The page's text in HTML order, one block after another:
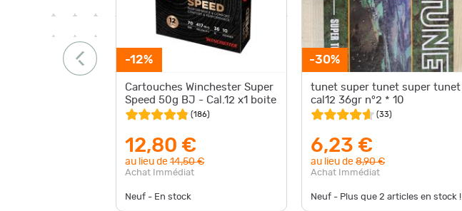
-12%
Cartouches Winchester Super
Speed 50g BJ - Cal.12 x1 boite
(186)
12,80 €
au lieu de 14,50 €
Achat Immédiat
Neuf - En stock
-30%
tunet super tunet super tunet
cal12 36gr n°2 * 10
(33)
6,23 €
au lieu de 8,90 €
Achat Immédiat
Neuf - Plus que 2 articles en stock !